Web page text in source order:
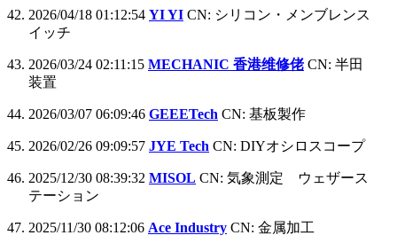
2026/04/18 01:12:54 YI YI CN: シリコン・メンブレンス
イッチ
2026/03/24 02:11:15 MECHANIC 香港维修佬 CN: 半田
装置
2026/03/07 06:09:46 GEEETech CN: 基板製作
2026/02/26 09:09:57 JYE Tech CN: DIYオシロスコープ
2025/12/30 08:39:32 MISOL CN: 気象測定 ウェザース
テーション
2025/11/30 08:12:06 Ace Industry CN: 金属加工